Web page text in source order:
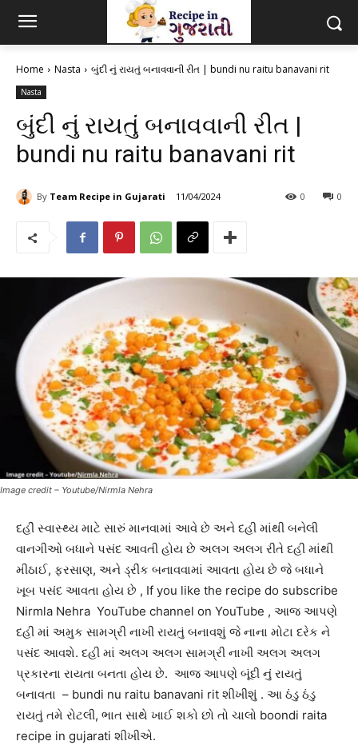
Home Nasta બુંદી નું રાયતું બનાવવાની રીત | bundi nu raitu banavani rit
Nasta
બુંદી નું રાયતું બનાવવાની રીત |
bundi nu raitu banavani rit
By Team Recipe in Gujarati 11/04/2024 0
0
Image credit – Youtube/Nirmla Nehra
દહીં સ્વાસ્થ્ય માટે સારું માનવામાં આવે છે અને દહી માંથી બનેલી
વાનગીઓ બધાને પસંદ આવતી હોય છે અલગ અલગ રીતે દહી માંથી
મીઠાઈ, ફરસાણ, અને ડ્રીંક બનાવવામાં આવતા હોય છે જે બધાને
ખૂબ પસંદ આવતા હોય છે , If you like the recipe do subscribe
Nirmla Nehra YouTube channel on YouTube , આજ આપણે
દહી માં અમુક સામગ્રી નાખી રાયતું બનાવશું જે નાના મોટા દરેક ને
પસંદ આવશે. દહી માં અલગ અલગ સામગ્રી નાખી અલગ અલગ
પ્રકારના રાયતા બનતા હોય છે. આજ આપણે બૂંદી નું રાયતું
બનાવતા – bundi nu raitu banavani rit શીખીશું . આ ઠંડુ ઠંડુ
રાયતું તમે રોટલી, ભાત સાથે ખાઈ શકો છો તો ચાલો boondi raita
recipe in gujarati શીખીએ.